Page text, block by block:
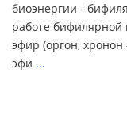
биоэнергии -
работе бифилярной
эфир (оргон,
эфи ...